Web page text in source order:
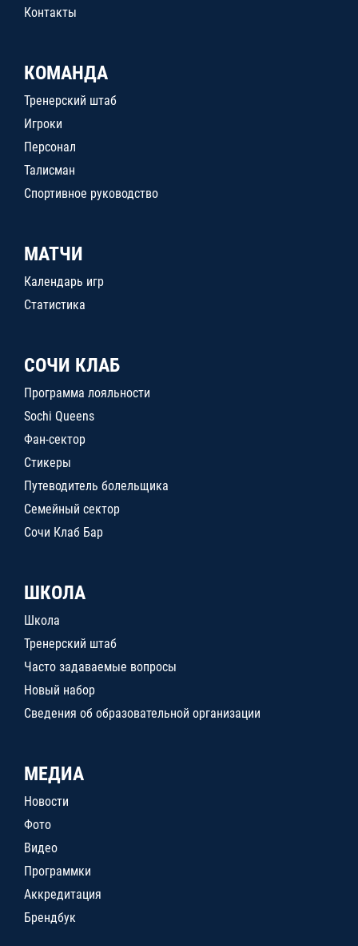
Контакты
КОМАНДА
Тренерский штаб
Игроки
Персонал
Талисман
Спортивное руководство
МАТЧИ
Календарь игр
Статистика
СОЧИ КЛАБ
Программа лояльности
Sochi Queens
Фан-сектор
Стикеры
Путеводитель болельщика
Семейный сектор
Сочи Клаб Бар
ШКОЛА
Школа
Тренерский штаб
Часто задаваемые вопросы
Новый набор
Сведения об образовательной организации
МЕДИА
Новости
Фото
Видео
Программки
Аккредитация
Брендбук